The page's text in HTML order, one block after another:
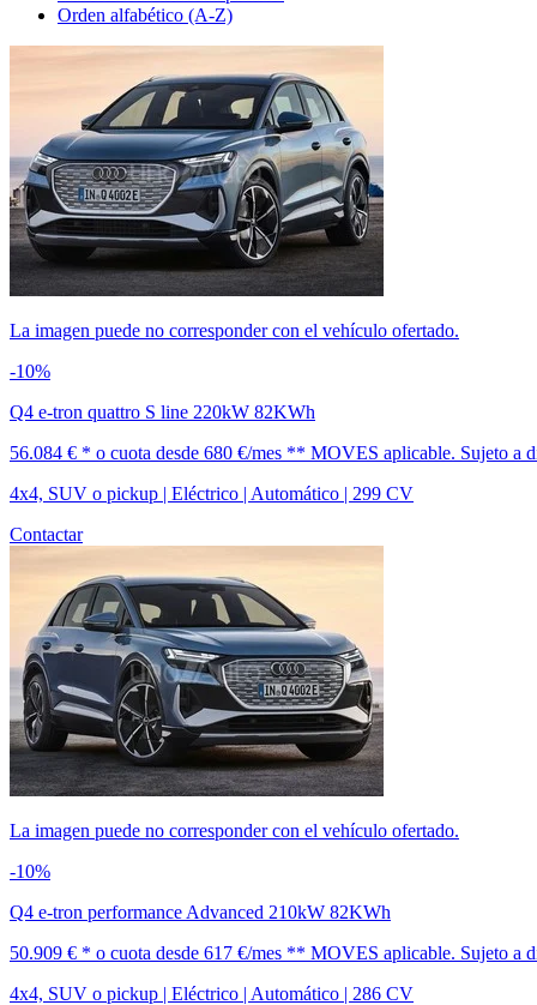
Orden alfabético (A-Z)
La imagen puede no corresponder con el vehículo ofertado.
-10%
Q4 e-tron quattro S line 220kW 82KWh
56.084 € * o cuota desde 680 €/mes ** MOVES aplicable. Sujeto a
4x4, SUV o pickup | Eléctrico | Automático | 299 CV
Contactar
La imagen puede no corresponder con el vehículo ofertado.
-10%
Q4 e-tron performance Advanced 210kW 82KWh
50.909 € * o cuota desde 617 €/mes ** MOVES aplicable. Sujeto a
4x4, SUV o pickup | Eléctrico | Automático | 286 CV